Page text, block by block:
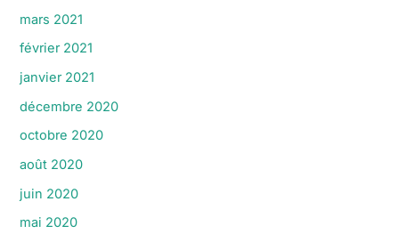
mars 2021
février 2021
janvier 2021
décembre 2020
octobre 2020
août 2020
juin 2020
mai 2020